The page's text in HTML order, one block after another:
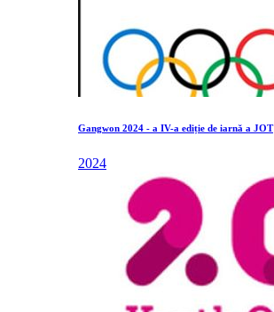
Gangwon 2024 - a IV-a ediție de iarnă a JOT
2024